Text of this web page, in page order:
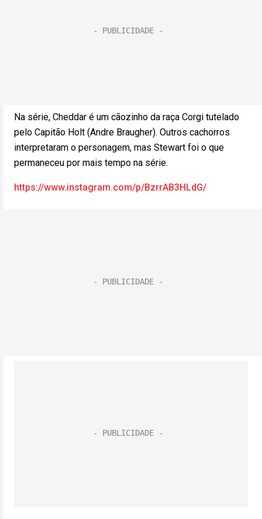
Na série, Cheddar é um cãozinho da raça Corgi tutelado
pelo Capitão Holt (Andre Braugher). Outros cachorros
interpretaram o personagem, mas Stewart foi o que
permaneceu por mais tempo na série.
https://www.instagram.com/p/BzrrAB3HLdG/